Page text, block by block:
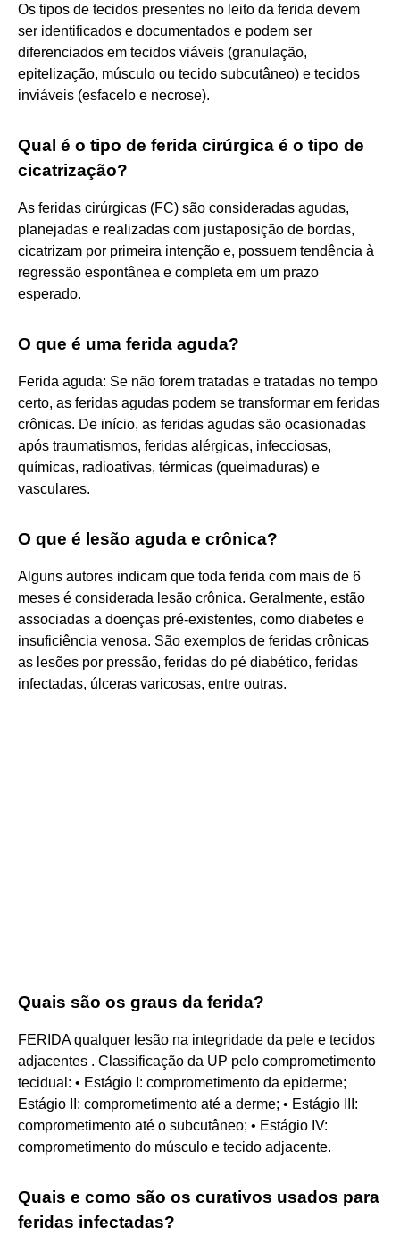
Os tipos de tecidos presentes no leito da ferida devem
ser identificados e documentados e podem ser
diferenciados em tecidos viáveis (granulação,
epitelização, músculo ou tecido subcutâneo) e tecidos
inviáveis (esfacelo e necrose).
Qual é o tipo de ferida cirúrgica é o tipo de
cicatrização?
As feridas cirúrgicas (FC) são consideradas agudas,
planejadas e realizadas com justaposição de bordas,
cicatrizam por primeira intenção e, possuem tendência à
regressão espontânea e completa em um prazo
esperado.
O que é uma ferida aguda?
Ferida aguda: Se não forem tratadas e tratadas no tempo
certo, as feridas agudas podem se transformar em feridas
crônicas. De início, as feridas agudas são ocasionadas
após traumatismos, feridas alérgicas, infecciosas,
químicas, radioativas, térmicas (queimaduras) e
vasculares.
O que é lesão aguda e crônica?
Alguns autores indicam que toda ferida com mais de 6
meses é considerada lesão crônica. Geralmente, estão
associadas a doenças pré-existentes, como diabetes e
insuficiência venosa. São exemplos de feridas crônicas
as lesões por pressão, feridas do pé diabético, feridas
infectadas, úlceras varicosas, entre outras.
Quais são os graus da ferida?
FERIDA qualquer lesão na integridade da pele e tecidos
adjacentes . Classificação da UP pelo comprometimento
tecidual: • Estágio I: comprometimento da epiderme;
Estágio II: comprometimento até a derme; • Estágio III:
comprometimento até o subcutâneo; • Estágio IV:
comprometimento do músculo e tecido adjacente.
Quais e como são os curativos usados para
feridas infectadas?